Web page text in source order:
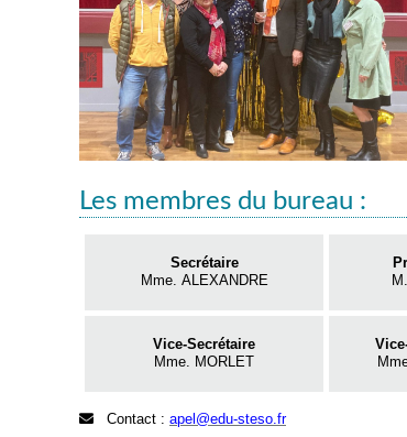
Les membres du bureau :
Secrétaire
Mme. ALEXANDRE
Vice-Secrétaire
Mme. MORLET
Contact : apel@edu-steso.fr